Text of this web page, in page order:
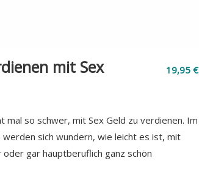
mit Sex 19,95 €
mal so schwer, mit Sex Geld zu verdienen. Im
werden sich wundern, wie leicht es ist, mit
oder gar hauptberuflich ganz schön